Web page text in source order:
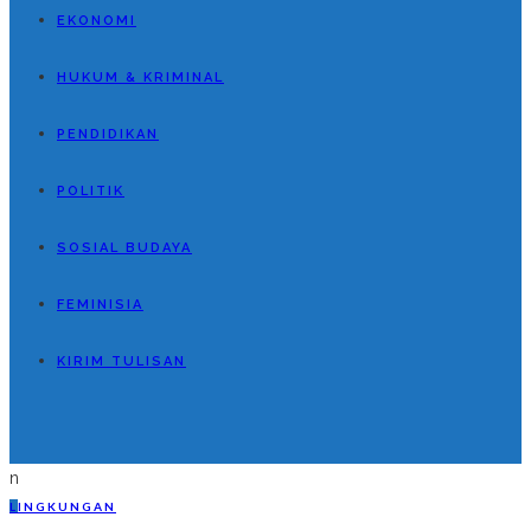
EKONOMI
HUKUM & KRIMINAL
PENDIDIKAN
POLITIK
SOSIAL BUDAYA
FEMINISIA
KIRIM TULISAN
n
L INGKUNGAN